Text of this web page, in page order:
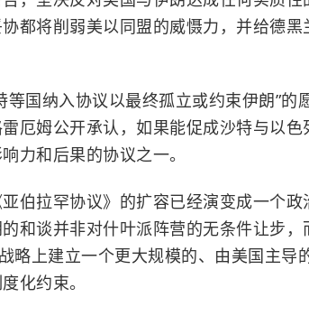
都将削弱美以同盟的威慑力，并给德黑
等国纳入协议以最终孤立或约束伊朗”的
厄姆公开承认，如果能促成沙特与以色
力和后果的协议之一。
伯拉罕协议》的扩容已经演变成一个政
和谈并非对什叶派阵营的无条件让步，
略上建立一个更大规模的、由美国主导
化约束。